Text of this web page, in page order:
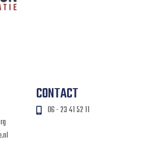
CONTACT
06 - 23 41 52 11